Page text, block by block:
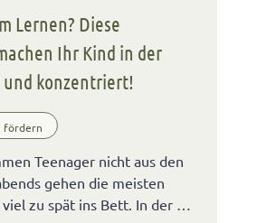
Lernen? Diese
Ihr Kind in der
konzentriert!
fördern
Teenager nicht aus den
gehen die meisten
zu spät ins Bett. In der …